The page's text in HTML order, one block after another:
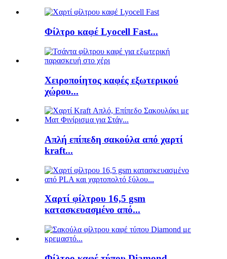
Φίλτρο καφέ Lyocell Fast...
Χειροποίητος καφές εξωτερικού
χώρου...
Απλή επίπεδη σακούλα από χαρτί
kraft...
Χαρτί φίλτρου 16,5 gsm
κατασκευασμένο από...